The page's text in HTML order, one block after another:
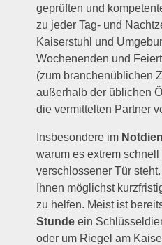
geprüften und
zu jeder Tag- und
Kaiserstuhl und
Wochenenden und
(zum branchenüblichen
außerhalb der üblichen
die vermittelten Partner
Insbesondere im
warum es extrem
verschlossener Tür
Ihnen möglichst
zu helfen. Meist ist
Stunde ein
oder um Riegel am